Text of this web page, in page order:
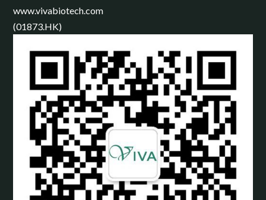
www.vivabiotech.com
(01873.HK)